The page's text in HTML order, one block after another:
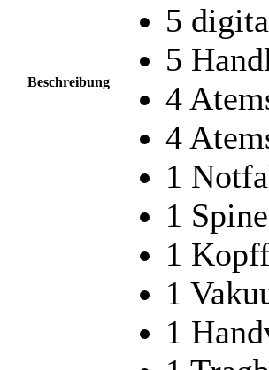
Beschreibung
5
5
4
4
1
1
1
1
1